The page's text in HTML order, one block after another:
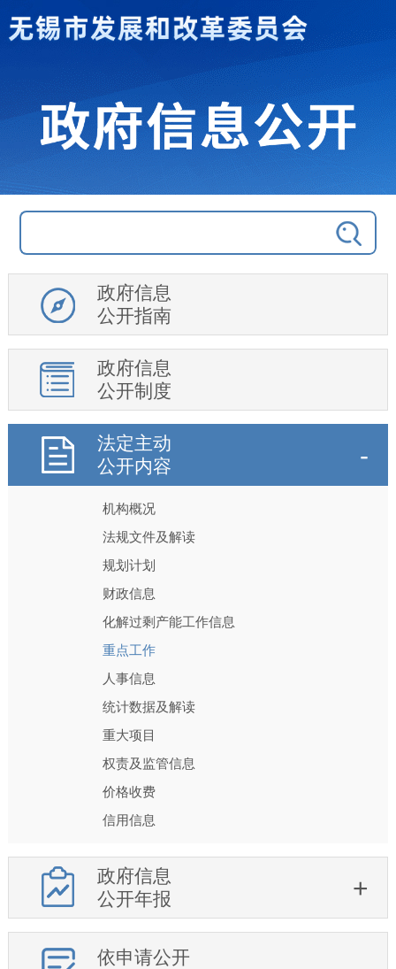
政府信息
公开指南
政府信息
公开制度
法定主动
公开内容
机构概况
法规文件及解读
规划计划
财政信息
化解过剩产能工作信息
重点工作
人事信息
统计数据及解读
重大项目
权责及监管信息
价格收费
信用信息
政府信息
公开年报
依申请公开